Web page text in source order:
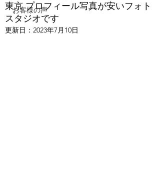
お客様の声
東京 プロフィール写真が安いフォト
スタジオです
更新日： 2023年7月10日